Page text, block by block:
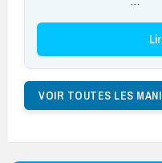
VOIR TOUTES LES